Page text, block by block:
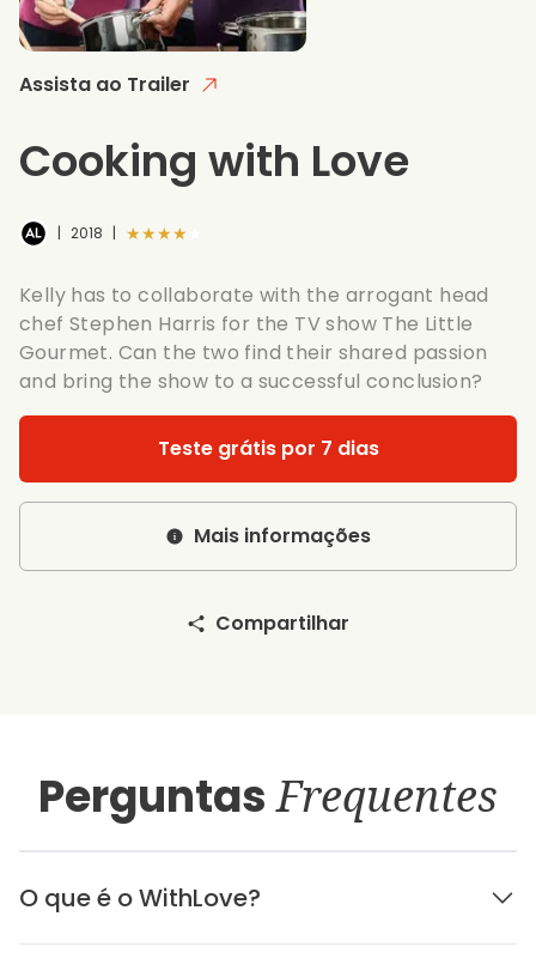
Assista ao Trailer
Cooking with Love
| 2018 | ★★★★★
Kelly has to collaborate with the arrogant head
chef Stephen Harris for the TV show The Little
Gourmet. Can the two find their shared passion
and bring the show to a successful conclusion?
Teste grátis por 7 dias
Mais informações
Compartilhar
PerguntasFrequentes
O que é o WithLove?